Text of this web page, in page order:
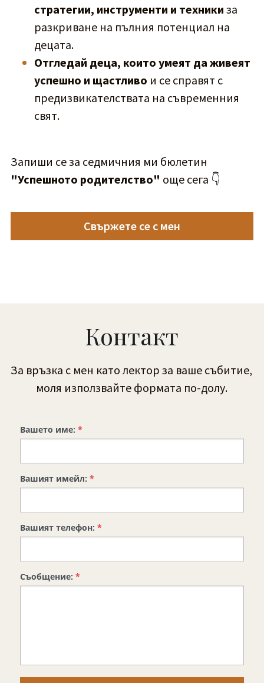
стратегии, инструменти и техники за
разкриване на пълния потенциал на
децата.
Отгледай деца, които умеят да живеят
успешно и щастливо и се справят с
предизвикателствата на съвременния
свят.
"Успешното родителство" още сега 👇
Свържете се с мен
Контакт
За връзка с мен като лектор за ваше събитие,
моля използвайте формата по-долу.
Вашето име: *
Вашият имейл: *
Вашият телефон: *
Съобщение: *